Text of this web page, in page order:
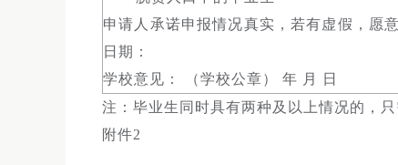
申请人承诺申报情况真实，若有虚假，愿
日期：
学校意见： （学校公章） 年 月 日
注：毕业生同时具有两种及以上情况的，
附件2